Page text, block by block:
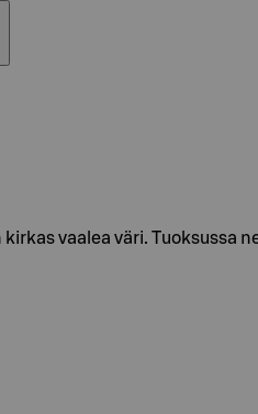
vaalea väri. Tuoksussa